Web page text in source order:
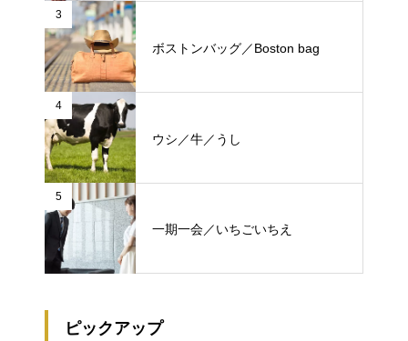
3
ボストンバッグ／Boston bag
4
ウシ／牛／うし
5
一期一会／いちごいちえ
ピックアップ